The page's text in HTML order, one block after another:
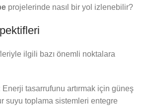
projelerinde nasıl bir yol izlenebilir?
ilgili bazı önemli noktalara
Enerji tasarrufunu artırmak için güneş
suyu toplama sistemleri entegre